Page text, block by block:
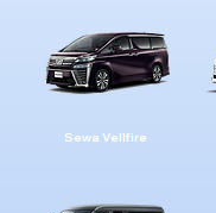
Sewa Vellfire